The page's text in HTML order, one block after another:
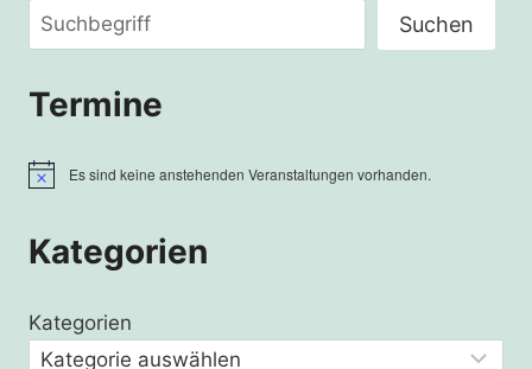
Suchen Suchen
Termine
HinweisEs sind keine anstehenden Veranstaltungen vorhanden.
Kategorien
Kategorien